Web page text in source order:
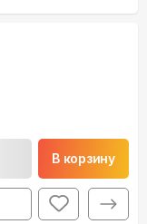
В корзину